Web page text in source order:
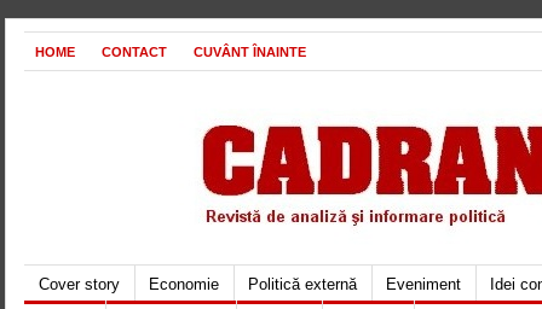
HOME CONTACT CUVÂNT ÎNAINTE
Cover story Economie Politică externă Eveniment
Idei